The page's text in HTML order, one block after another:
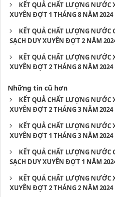
KẾT QUẢ CHẤT LƯỢNG NƯỚC
XUYÊN ĐỢT 1 THÁNG 8 NĂM 2024
KẾT QUẢ CHẤT LƯỢNG NƯỚC
SẠCH DUY XUYÊN ĐỢT 2 NĂM
KẾT QUẢ CHẤT LƯỢNG NƯỚC
XUYÊN ĐỢT 2 THÁNG 8 NĂM 2024
Những tin cũ hơn
KẾT QUẢ CHẤT LƯỢNG NƯỚC
XUYÊN ĐỢT 2 THÁNG 3 NĂM 2024
KẾT QUẢ CHẤT LƯỢNG NƯỚC
XUYÊN ĐỢT 1 THÁNG 3 NĂM 2024
KẾT QUẢ CHẤT LƯỢNG NƯỚC
SẠCH DUY XUYÊN ĐỢT 1 NĂM
KẾT QUẢ CHẤT LƯỢNG NƯỚC
XUYÊN ĐỢT 2 THÁNG 2 NĂM 2024